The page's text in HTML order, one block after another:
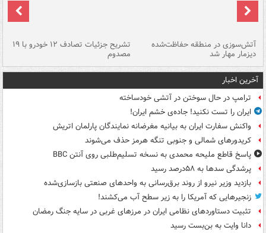
آتش‌سوزی در منطقه حفاظت‌شده
دیزمار مهار شد
تشریح جزئیات تصادف ۱۲ خودرو با ۱۹
مصدوم
آخرین اخبار
ترامپ در حال سوختن در آتشی خودساخته
ایران را تست نکنید! جاده‌ی خشم ایران!
واکنش سفارت ایران به بیانیه مغرضانه نمایندگان پارلمان اتریش
کریدورهای شمالی و جنوبی تنگه هرمز حذف می‌شوند
پاسخ قاطع ملیحه محمدی به نسخه تسلیم‌طلبی روی آنتن BBC
پرشدگی سدها به ۵۸درصد رسید
بازدید وزیر نیرو از روند برق‌رسانی به واحدهای صنعتی بازسازی‌شده
زنجیرهایی که آمریکا را به زیر سطح آب می‌کشند!
تثبیت دستاوردهای نظامی ایران در مرزهای غربی در سایه جنگ رمضان
دانا وایت به بن‌بست رسید